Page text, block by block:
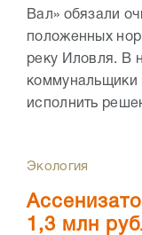
Вал» обязали
положенных
реку Иловля. В
коммунальщики
исполнить
Экология
1,3 млн